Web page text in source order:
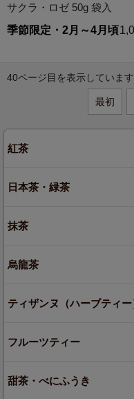
サクラ・ロゼ 50g 袋入
季節限定・2月～4月頃
40ページ目を表示しています
最初
紅茶
日本茶・緑茶
抹茶
烏龍茶
ティザンヌ（ハーブティー
フルーツティー
甜茶・べにふうき